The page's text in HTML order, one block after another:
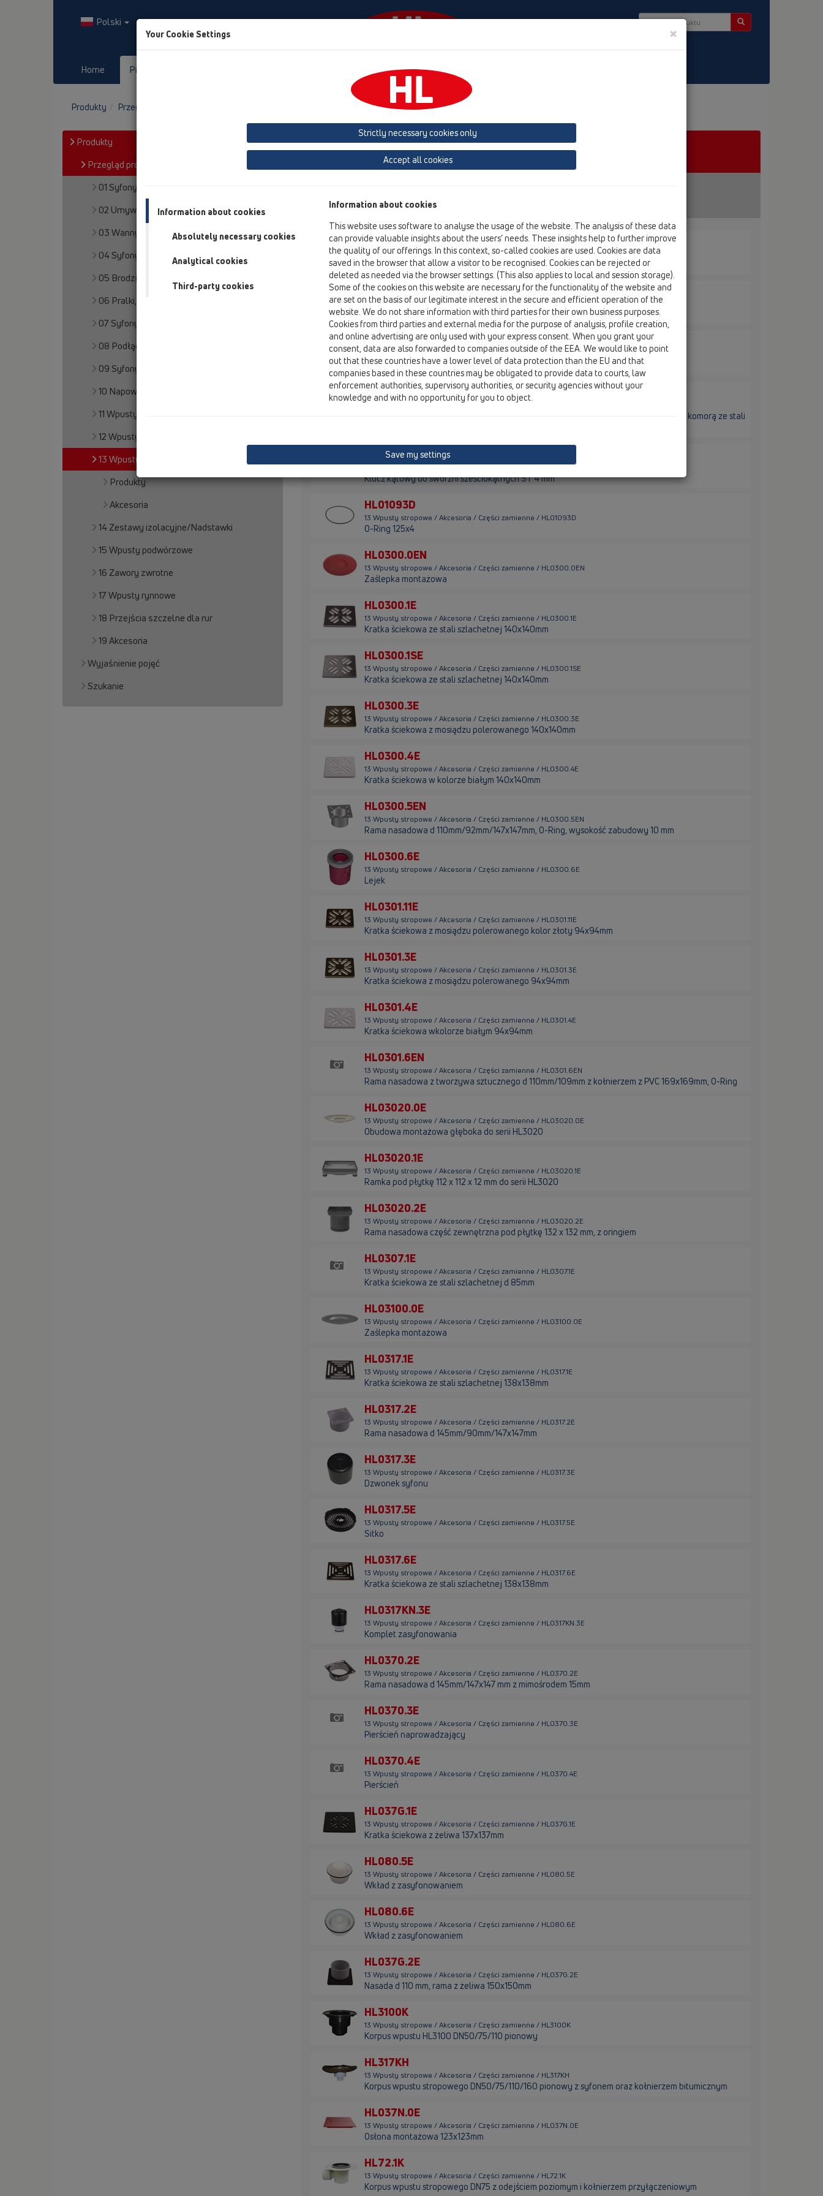
Polski
Home Produkty Firma HL-House
Produkty Przegląd produktów
Produkty
Przegląd produktów
01 Syfony kuchenne
02 Umywalek
03 Wanny
04 Syfony brodzikowe
05 Brodziki w posadzce
06 Pralki, Zmywarki
07 Syfony do skroplin
08 Podłączenia do WC
09 Syfony pisuarowe
10 Napowietrzacze
11 Wpusty dachowe
12 Wpusty balkonowe i tarasowe
13 Wpusty stropowe
Produkty
Akcesoria
14 Zestawy izolacyjne/Nadstawki
15 Wpusty podwórzowe
16 Zawory zwrotne
17 Wpusty rynnowe
18 Przejścia szczelne dla rur
19 Akcesoria
Wyjaśnienie pojęć
Szukanie
Przegląd produktów
13 Wpusty stropowe
Akcesoria
HL0317.4E
13 Wpusty stropowe / Akcesoria / Części zamienne / HL0317.4E
Redukcja DN110xDN75
HL01067D
13 Wpusty stropowe / Akcesoria / Części zamienne / HL01067D
O-Ring 92x4mm
HL01086D
13 Wpusty stropowe / Akcesoria / Części zamienne / HL01086D
O-Ring 88x5mm
HL317KHN
13 Wpusty stropowe / Akcesoria / Części zamienne / HL317KHN
Korpus wpustu stropowego DN 75 pionowy z syfonem i kołnierzem bitumicznym oraz komorą ze stali
HL03911.5E
13 Wpusty stropowe / Akcesoria / Części zamienne / HL03911.5E
Klucz kątowy do sworzni sześciokątnych ST 4 mm
HL01093D
13 Wpusty stropowe / Akcesoria / Części zamienne / HL01093D
O-Ring 125x4
HL0300.0EN
13 Wpusty stropowe / Akcesoria / Części zamienne / HL0300.0EN
Zaślepka montażowa
HL0300.1E
13 Wpusty stropowe / Akcesoria / Części zamienne / HL0300.1E
Kratka ściekowa ze stali szlachetnej 140x140mm
HL0300.1SE
13 Wpusty stropowe / Akcesoria / Części zamienne / HL0300.1SE
Kratka ściekowa ze stali szlachetnej 140x140mm
HL0300.3E
13 Wpusty stropowe / Akcesoria / Części zamienne / HL0300.3E
Kratka ściekowa z mosiądzu polerowanego 140x140mm
HL0300.4E
13 Wpusty stropowe / Akcesoria / Części zamienne / HL0300.4E
Kratka ściekowa w kolorze białym 140x140mm
HL0300.5EN
13 Wpusty stropowe / Akcesoria / Części zamienne / HL0300.5EN
Rama nasadowa d 110mm/92mm/147x147mm, O-Ring, wysokość zabudowy 10 mm
HL0300.6E
13 Wpusty stropowe / Akcesoria / Części zamienne / HL0300.6E
Lejek
HL0301.11E
13 Wpusty stropowe / Akcesoria / Części zamienne / HL0301.11E
Kratka ściekowa z mosiądzu polerowanego kolor złoty 94x94mm
HL0301.3E
13 Wpusty stropowe / Akcesoria / Części zamienne / HL0301.3E
Kratka ściekowa z mosiądzu polerowanego 94x94mm
HL0301.4E
13 Wpusty stropowe / Akcesoria / Części zamienne / HL0301.4E
Kratka ściekowa wkolorze białym 94x94mm
HL0301.6EN
13 Wpusty stropowe / Akcesoria / Części zamienne / HL0301.6EN
Rama nasadowa z tworzywa sztucznego d 110mm/109mm z kołnierzem z PVC 169x169mm, O-Ring
HL03020.0E
13 Wpusty stropowe / Akcesoria / Części zamienne / HL03020.0E
Obudowa montażowa głęboka do serii HL3020
HL03020.1E
13 Wpusty stropowe / Akcesoria / Części zamienne / HL03020.1E
Ramka pod płytkę 112 x 112 x 12 mm do serii HL3020
HL03020.2E
13 Wpusty stropowe / Akcesoria / Części zamienne / HL03020.2E
Rama nasadowa część zewnętrzna pod płytkę 132 x 132 mm, z oringiem
HL0307.1E
13 Wpusty stropowe / Akcesoria / Części zamienne / HL0307.1E
Kratka ściekowa ze stali szlachetnej d 85mm
HL03100.0E
13 Wpusty stropowe / Akcesoria / Części zamienne / HL03100.0E
Zaślepka montażowa
HL0317.1E
13 Wpusty stropowe / Akcesoria / Części zamienne / HL0317.1E
Kratka ściekowa ze stali szlachetnej 138x138mm
HL0317.2E
13 Wpusty stropowe / Akcesoria / Części zamienne / HL0317.2E
Rama nasadowa d 145mm/90mm/147x147mm
HL0317.3E
13 Wpusty stropowe / Akcesoria / Części zamienne / HL0317.3E
Dzwonek syfonu
HL0317.5E
13 Wpusty stropowe / Akcesoria / Części zamienne / HL0317.5E
Sitko
HL0317.6E
13 Wpusty stropowe / Akcesoria / Części zamienne / HL0317.6E
Kratka ściekowa ze stali szlachetnej 138x138mm
HL0317KN.3E
13 Wpusty stropowe / Akcesoria / Części zamienne / HL0317KN.3E
Komplet zasyfonowania
HL0370.2E
13 Wpusty stropowe / Akcesoria / Części zamienne / HL0370.2E
Rama nasadowa d 145mm/147x147 mm z mimośrodem 15mm
HL0370.3E
13 Wpusty stropowe / Akcesoria / Części zamienne / HL0370.3E
Pierścień naprowadzający
HL0370.4E
13 Wpusty stropowe / Akcesoria / Części zamienne / HL0370.4E
Pierścień
HL037G.1E
13 Wpusty stropowe / Akcesoria / Części zamienne / HL037G.1E
Kratka ściekowa z żeliwa 137x137mm
HL080.5E
13 Wpusty stropowe / Akcesoria / Części zamienne / HL080.5E
Wkład z zasyfonowaniem
HL080.6E
13 Wpusty stropowe / Akcesoria / Części zamienne / HL080.6E
Wkład z zasyfonowaniem
HL037G.2E
13 Wpusty stropowe / Akcesoria / Części zamienne / HL037G.2E
Nasada d 110 mm, rama z żeliwa 150x150mm
HL3100K
13 Wpusty stropowe / Akcesoria / Części zamienne / HL3100K
Korpus wpustu HL3100 DN50/75/110 pionowy
HL317KH
13 Wpusty stropowe / Akcesoria / Części zamienne / HL317KH
Korpus wpustu stropowego DN50/75/110/160 pionowy z syfonem oraz kołnierzem bitumicznym
HL037N.0E
13 Wpusty stropowe / Akcesoria / Części zamienne / HL037N.0E
Osłona montażowa 123x123mm
HL72.1K
13 Wpusty stropowe / Akcesoria / Części zamienne / HL72.1K
Korpus wpustu stropowego DN75 z odejściem poziomym i kołnierzem przyłączeniowym
Your Cookie Settings ×
Strictly necessary cookies only
Accept all cookies
Information about cookies
Absolutely necessary cookies
Analytical cookies
Third-party cookies
Information about cookies
This website uses software to analyse the usage of the website. The analysis of these data
can provide valuable insights about the users’ needs. These insights help to further improve
the quality of our offerings. In this context, so-called cookies are used. Cookies are data
saved in the browser that allow a visitor to be recognised. Cookies can be rejected or
deleted as needed via the browser settings. (This also applies to local and session storage).
Some of the cookies on this website are necessary for the functionality of the website and
are set on the basis of our legitimate interest in the secure and efficient operation of the
website. We do not share information with third parties for their own business purposes.
Cookies from third parties and external media for the purpose of analysis, profile creation,
and online advertising are only used with your express consent. When you grant your
consent, data are also forwarded to companies outside of the EEA. We would like to point
out that these countries have a lower level of data protection than the EU and that
companies based in these countries may be obligated to provide data to courts, law
enforcement authorities, supervisory authorities, or security agencies without your
knowledge and with no opportunity for you to object.
Save my settings